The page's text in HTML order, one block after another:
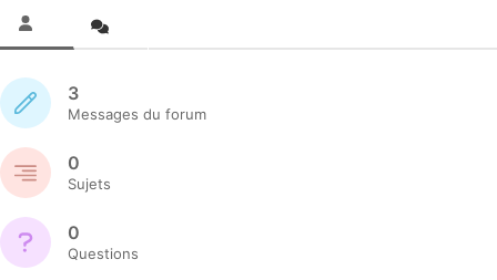
3
Messages du forum
0
Sujets
0
Questions